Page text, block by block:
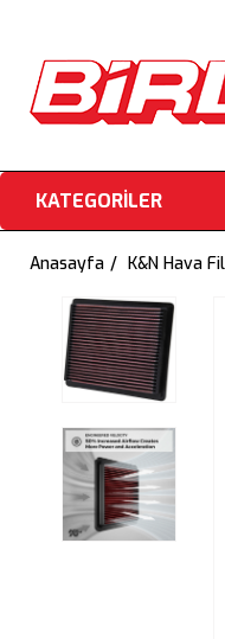
KATEGORİLER
Anasayfa K&N Hava